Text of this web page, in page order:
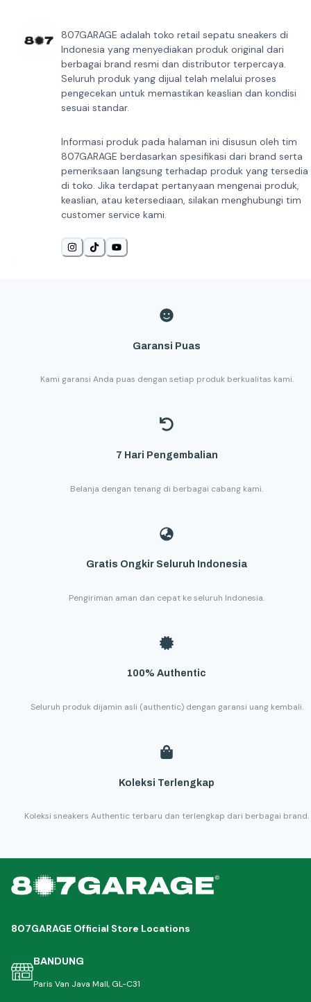
807GARAGE adalah toko retail sepatu sneakers di
Indonesia yang menyediakan produk original dari
berbagai brand resmi dan distributor terpercaya.
Seluruh produk yang dijual telah melalui proses
pengecekan untuk memastikan keaslian dan kondisi
sesuai standar.
Informasi produk pada halaman ini disusun oleh tim
807GARAGE berdasarkan spesifikasi dari brand serta
pemeriksaan langsung terhadap produk yang tersedia
di toko. Jika terdapat pertanyaan mengenai produk,
keaslian, atau ketersediaan, silakan menghubungi tim
customer service kami.
Garansi Puas
Kami garansi Anda puas dengan setiap produk berkualitas kami.
7 Hari Pengembalian
Belanja dengan tenang di berbagai cabang kami.
Gratis Ongkir Seluruh Indonesia
Pengiriman aman dan cepat ke seluruh Indonesia.
100% Authentic
Seluruh produk dijamin asli (authentic) dengan garansi uang kembali.
Koleksi Terlengkap
Koleksi sneakers Authentic terbaru dan terlengkap dari berbagai brand.
807GARAGE Official Store Locations
BANDUNG
Paris Van Java Mall, GL-C31